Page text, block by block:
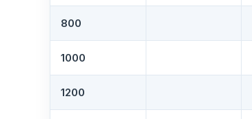
800
1000
1200